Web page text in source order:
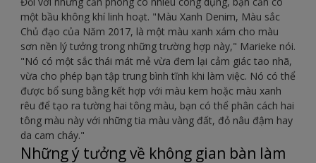
một bầu không khí linh hoạt. "Màu Xanh Denim, Màu sắc
Chủ đạo của Năm 2017, là một màu xanh xám cho màu
sơn nền lý tưởng trong những trường hợp này," Marieke nói.
"Nó có một sắc thái mát mẻ vừa đem lại cảm giác tao nhã,
vừa cho phép bạn tập trung bình tĩnh khi làm việc. Nó có thể
được bổ sung bằng kết hợp với màu kem hoặc màu xanh
rêu để tạo ra tường hai tông màu, bạn có thể phân cách hai
tông màu này với những tia màu vàng đất, đỏ nâu đậm hay
da cam cháy."
Những ý tưởng về không gian bàn làm